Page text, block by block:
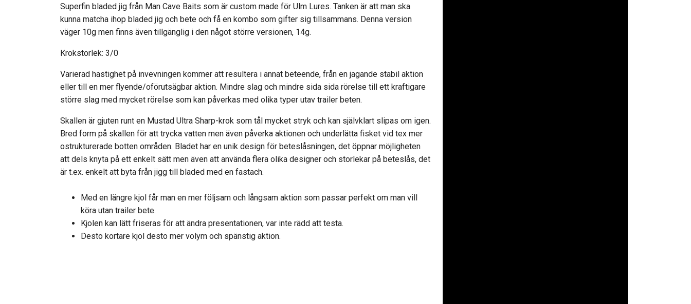
Superfin bladed jig från Man Cave Baits som är custom made för Ulm Lures. Tanken är att man ska
kunna matcha ihop bladed jig och bete och få en kombo som gifter sig tillsammans. Denna version
väger 10g men finns även tillgänglig i den något större versionen, 14g.
Krokstorlek: 3/0
Varierad hastighet på invevningen kommer att resultera i annat beteende, från en jagande stabil aktion
eller till en mer flyende/oförutsägbar aktion. Mindre slag och mindre sida sida rörelse till ett kraftigare
större slag med mycket rörelse som kan påverkas med olika typer utav trailer beten.
Skallen är gjuten runt en Mustad Ultra Sharp-krok som tål mycket stryk och kan självklart slipas om igen.
Bred form på skallen för att trycka vatten men även påverka aktionen och underlätta fisket vid tex mer
ostrukturerade botten områden. Bladet har en unik design för beteslåsningen, det öppnar möjligheten
att dels knyta på ett enkelt sätt men även att använda flera olika designer och storlekar på beteslås, det
är t.ex. enkelt att byta från jigg till bladed med en fastach.
Med en längre kjol får man en mer följsam och långsam aktion som passar perfekt om man vill
köra utan trailer bete.
Kjolen kan lätt friseras för att ändra presentationen, var inte rädd att testa.
Desto kortare kjol desto mer volym och spänstig aktion.